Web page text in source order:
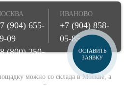
(904) 655-
09
8 (800) 250-
ИВАНОВО
+7 (904) 858-
05-85
можно со склада в Москве, а
для детей прямо к вам на дачу,
ОСТАВИТЬ
ЗАЯВКУ